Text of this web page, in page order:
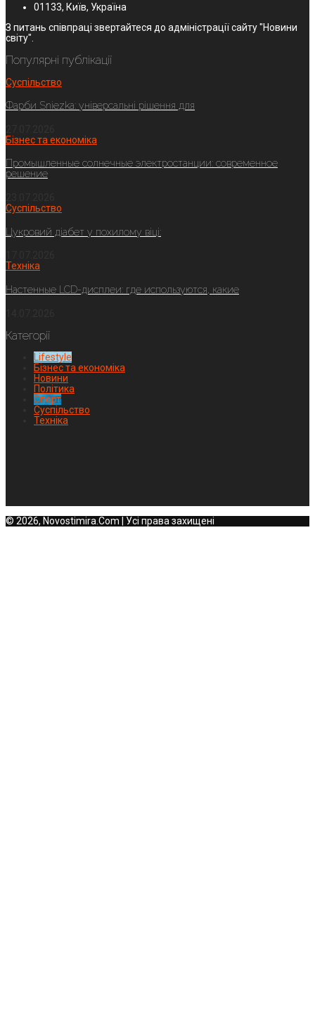
01133, Київ, Україна
З питань співпраці звертайтеся до адміністрації сайту "Новини
світу".
Популярні публікації
Суспільство
Фарби Sniezka: універсальні рішення для
Бізнес та економіка
Промышленные солнечные электростанции: современное
решение
Суспільство
Цукровий діабет у похилому віці:
Техніка
Настенные LCD-дисплеи: где используются, какие
Категорії
Lifestyle
Бізнес та економіка
Новини
Політика
Спорт
Суспільство
Техніка
© 2026, Novostimira.Com | Усі права захищені